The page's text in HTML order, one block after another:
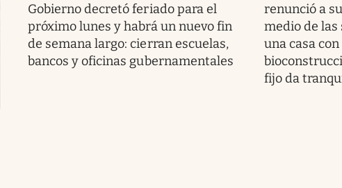
Gobierno decretó feriado para el
próximo lunes y habrá un nuevo fin
de semana largo: cierran escuelas,
bancos y oficinas gubernamentales
renunció a
medio de
una casa
fijo da